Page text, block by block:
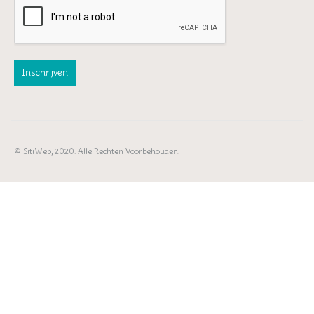
© SitiWeb, 2020. Alle Rechten Voorbehouden.